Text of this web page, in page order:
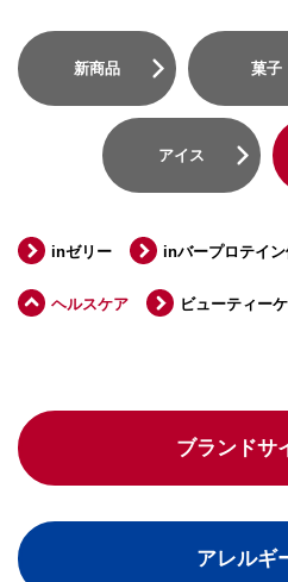
新商品 菓子
アイス
inゼリー inバープロテイ
ヘルスケア ビューティー
ブランドサ
アレルギ